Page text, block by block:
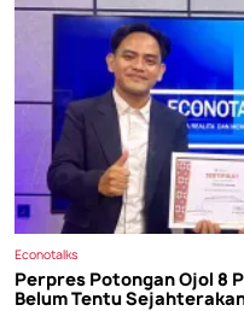
Econotalks
Perpres Potongan Ojol 8
Belum Tentu